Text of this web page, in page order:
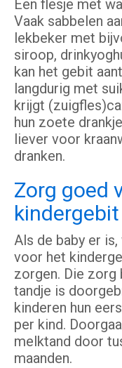
Een flesje met
Vaak sabbelen
lekbeker met
siroop,
kan het gebit
langdurig met
krijgt
hun zoete
liever voor
dranken.
Zorg goed
kindergebit
Als de baby er
voor het
zorgen. Die
tandje is
kinderen hun
per kind.
melktand door
maanden.